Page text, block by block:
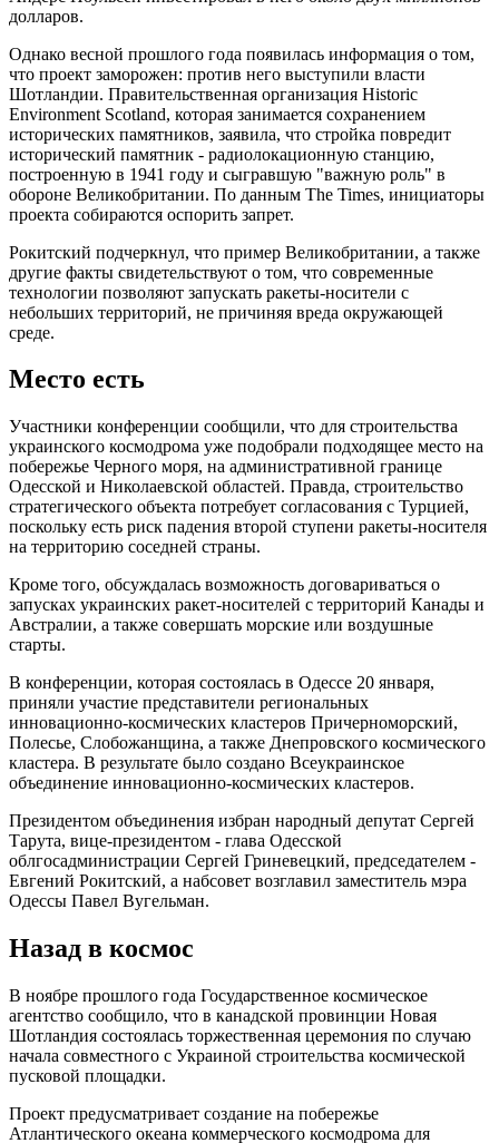
долларов.
Однако весной прошлого года появилась информация о том,
что проект заморожен: против него выступили власти
Шотландии. Правительственная организация Historic
Environment Scotland, которая занимается сохранением
исторических памятников, заявила, что стройка повредит
исторический памятник - радиолокационную станцию,
построенную в 1941 году и сыгравшую "важную роль" в
обороне Великобритании. По данным The Times, инициаторы
проекта собираются оспорить запрет.
Рокитский подчеркнул, что пример Великобритании, а также
другие факты свидетельствуют о том, что современные
технологии позволяют запускать ракеты-носители с
небольших территорий, не причиняя вреда окружающей
среде.
Место есть
Участники конференции сообщили, что для строительства
украинского космодрома уже подобрали подходящее место на
побережье Черного моря, на административной границе
Одесской и Николаевской областей. Правда, строительство
стратегического объекта потребует согласования с Турцией,
поскольку есть риск падения второй ступени ракеты-носителя
на территорию соседней страны.
Кроме того, обсуждалась возможность договариваться о
запусках украинских ракет-носителей с территорий Канады и
Австралии, а также совершать морские или воздушные
старты.
В конференции, которая состоялась в Одессе 20 января,
приняли участие представители региональных
инновационно-космических кластеров Причерноморский,
Полесье, Слобожанщина, а также Днепровского космического
кластера. В результате было создано Всеукраинское
объединение инновационно-космических кластеров.
Президентом объединения избран народный депутат Сергей
Тарута, вице-президентом - глава Одесской
облгосадминистрации Сергей Гриневецкий, председателем -
Евгений Рокитский, а набсовет возглавил заместитель мэра
Одессы Павел Вугельман.
Назад в космос
В ноябре прошлого года Государственное космическое
агентство сообщило, что в канадской провинции Новая
Шотландия состоялась торжественная церемония по случаю
начала совместного с Украиной строительства космической
пусковой площадки.
Проект предусматривает создание на побережье
Атлантического океана коммерческого космодрома для